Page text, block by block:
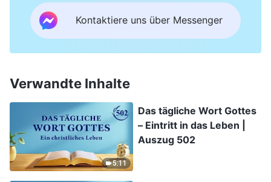
Kontaktiere uns über Messenger
Verwandte Inhalte
5:11
Das tägliche Wort Gottes
– Eintritt in das Leben |
Auszug 502